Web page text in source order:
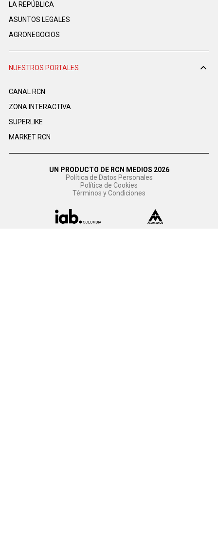
LA REPÚBLICA
ASUNTOS LEGALES
AGRONEGOCIOS
NUESTROS PORTALES
CANAL RCN
ZONA INTERACTIVA
SUPERLIKE
MARKET RCN
UN PRODUCTO DE RCN MEDIOS 2026
Política de Datos Personales
Política de Cookies
Términos y Condiciones